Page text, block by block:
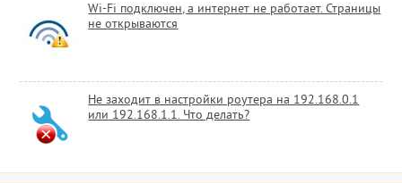
Wi-Fi подключен, а интернет не работает. Страницы
не открываются
Не заходит в настройки роутера на 192.168.0.1
или 192.168.1.1. Что делать?